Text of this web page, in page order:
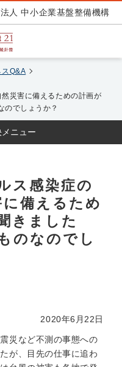
人 中小企業基盤整備機構
スQ&A
災害に備えるための計画が
のでしょうか？
ニュー
ス感染症の
備えるため
きました
のなのでし
2020年6月22日
災など不測の事態への
が、目先の仕事に追わ